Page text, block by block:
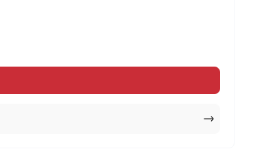
Anzahl zu erhöhen oder zu